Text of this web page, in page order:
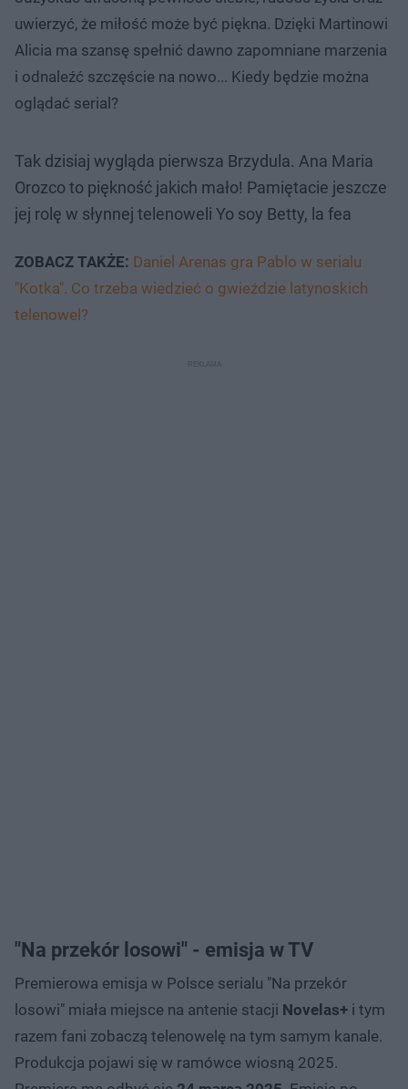
uwierzyć, że miłość może być piękna. Dzięki Martinowi
Alicia ma szansę spełnić dawno zapomniane marzenia
i odnaleźć szczęście na nowo... Kiedy będzie można
oglądać serial?
Tak dzisiaj wygląda pierwsza Brzydula. Ana Maria
Orozco to piękność jakich mało! Pamiętacie jeszcze
jej rolę w słynnej telenoweli Yo soy Betty, la fea
ZOBACZ TAKŻE: Daniel Arenas gra Pablo w serialu
"Kotka". Co trzeba wiedzieć o gwieździe latynoskich
telenowel?
"Na przekór losowi" - emisja w TV
Premierowa emisja w Polsce serialu "Na przekór
losowi" miała miejsce na antenie stacji Novelas+ i tym
razem fani zobaczą telenowelę na tym samym kanale.
Produkcja pojawi się w ramówce wiosną 2025.